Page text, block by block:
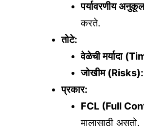
पर्यावरणीय
करते.
तोटे:
वेळेची मर्यादा
जोखीम (Risks):
प्रकार:
FCL (Full
मालासाठी असतो.